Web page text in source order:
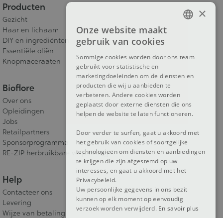
Producten
Gezicht
Haar en lichaam
DIY en ingrediënten
Essentiële oliën
Knopmaceraaten
Bioflore
Over ons
Opleidingen
Jobs
Retailpartners
Sponsorprogramma
RE-ZIP herbruikbare verpakking
Help
Contacteer ons
Levering
Wijze van betaling
×
Onze website maakt
gebruik van cookies
Sommige cookies worden door ons team
gebruikt voor statistische en
marketingdoeleinden om de diensten en
producten die wij u aanbieden te
verbeteren. Andere cookies worden
geplaatst door externe diensten die ons
helpen de website te laten functioneren.
Door verder te surfen, gaat u akkoord met
het gebruik van cookies of soortgelijke
technologieën om diensten en aanbiedingen
te krijgen die zijn afgestemd op uw
interesses, en gaat u akkoord met het
Privacybeleid.
Uw persoonlijke gegevens in ons bezit
kunnen op elk moment op eenvoudig
verzoek worden verwijderd. En savoir plus